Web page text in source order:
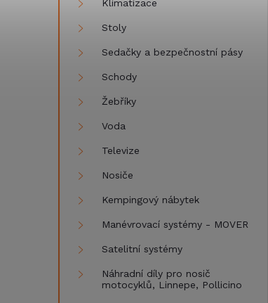
Klimatizace
Stoly
Sedačky a bezpečnostní pásy
Schody
Žebříky
Voda
Televize
Nosiče
Kempingový nábytek
Manévrovací systémy - MOVER
Satelitní systémy
Náhradní díly pro nosič
motocyklů, Linnepe, Pollicino